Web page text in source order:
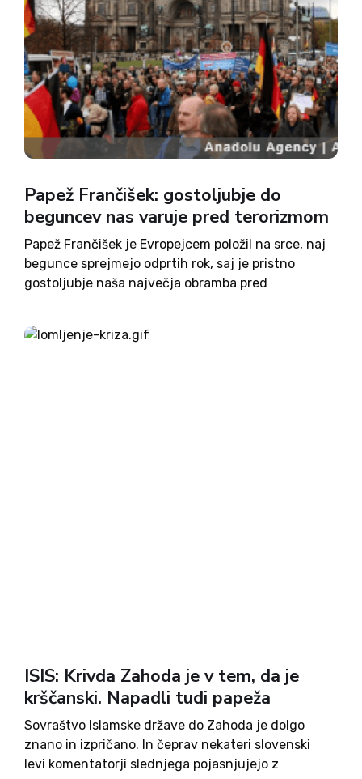
Papež Frančišek: gostoljubje do
beguncev nas varuje pred terorizmom
Papež Frančišek je Evropejcem položil na srce, naj
begunce sprejmejo odprtih rok, saj je pristno
gostoljubje naša največja obramba pred
poroča Cruxnow.com. O perečih vprašanjih
migrantske problematike je Frančišek spregovoril
ISIS: Krivda Zahoda je v tem, da je
krščanski. Napadli tudi papeža
Sovraštvo Islamske države do Zahoda je dolgo
znano in izpričano. In čeprav nekateri slovenski
levi komentatorji slednjega pojasnjujejo z